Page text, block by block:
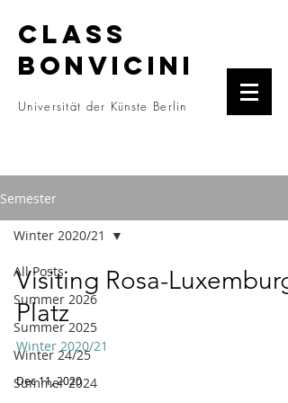
CLASS
BONVICINI
Universität der Künste Berlin
Semester
All Posts
Summer 2026
Summer 2025
Winter 24/25
Summer 2024
Winter 2020/21
Visiting Rosa-Luxemburg-
Platz
Winter 2020/21
Dec 11, 2020